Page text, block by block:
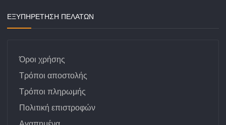
ΕΞΥΠΗΡΕΤΗΣΗ ΠΕΛΑΤΩΝ
Όροι χρήσης
Τρόποι αποστολής
Τρόποι πληρωμής
Πολιτική επιστροφών